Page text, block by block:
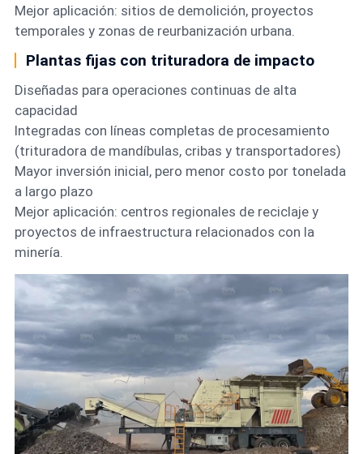
Mejor aplicación: sitios de demolición, proyectos
temporales y zonas de reurbanización urbana.
Plantas fijas con trituradora de impacto
Diseñadas para operaciones continuas de alta
capacidad
Integradas con líneas completas de procesamiento
(trituradora de mandíbulas, cribas y transportadores)
Mayor inversión inicial, pero menor costo por tonelada
a largo plazo
Mejor aplicación: centros regionales de reciclaje y
proyectos de infraestructura relacionados con la
minería.